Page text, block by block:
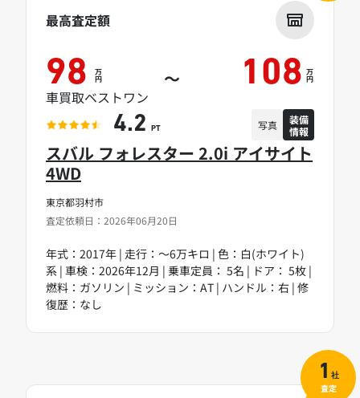
東京都羽村市
査定依頼日：2026年06月20日
スバル フォレスター 2.0i アイサイト
4WD
年式：2017年 | 走行：～6万キロ | 色：白(ホワイト)
系 | 車検：2026年12月 | 乗車定員： 5名 | ドア： 5枚 |
燃料：ガソリン | ミッション：AT | ハンドル：右 | 修
復歴：なし
最高査定額
98 万
円 ～ 108 万
円
車買取ベストワン
4.2 PT 写真
装備
情報
1 社
査定